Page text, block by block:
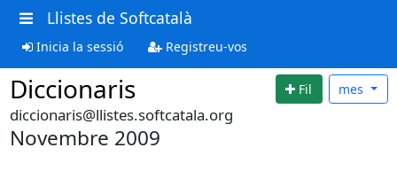
Llistes de Softcatalà
Inicia la sessió Registreu-vos
Diccionaris Fil mes
diccionaris@llistes.softcatala.org
Novembre 2009